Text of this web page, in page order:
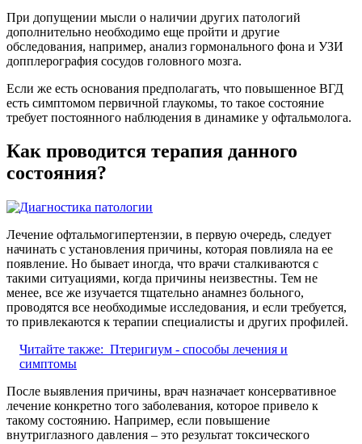
При допущении мысли о наличии других патологий
дополнительно необходимо еще пройти и другие
обследования, например, анализ гормонального фона и УЗИ
допплерография сосудов головного мозга.
Если же есть основания предполагать, что повышенное ВГД
есть симптомом первичной глаукомы, то такое состояние
требует постоянного наблюдения в динамике у офтальмолога.
Как проводится терапия данного
состояния?
Лечение офтальмогипертензии, в первую очередь, следует
начинать с установления причины, которая повлияла на ее
появление. Но бывает иногда, что врачи сталкиваются с
такими ситуациями, когда причины неизвестны. Тем не
менее, все же изучается тщательно анамнез больного,
проводятся все необходимые исследования, и если требуется,
то привлекаются к терапии специалисты и других профилей.
Читайте также: Птеригиум - способы лечения и
симптомы
После выявления причины, врач назначает консервативное
лечение конкретно того заболевания, которое привело к
такому состоянию. Например, если повышение
внутриглазного давления – это результат токсического